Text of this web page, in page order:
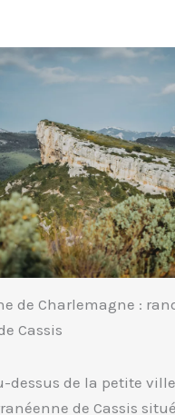
de Charlemagne :
Cassis
dessus de la petite ville
de Cassis